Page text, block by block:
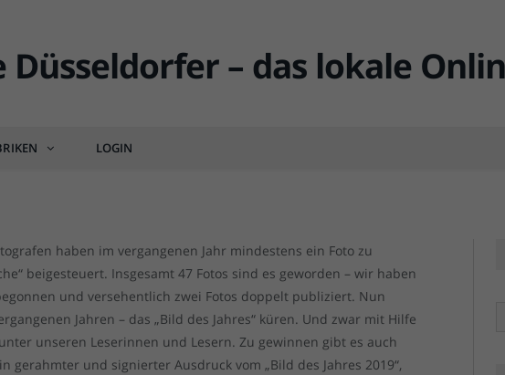
LOGIN
Wählen Sie das Bild
haben im vergangenen Jahr mindestens ein Foto zu
beigesteuert. Insgesamt 47 Fotos sind es geworden – wir haben
und versehentlich zwei Fotos doppelt publiziert. Nun
Jahren – das „Bild des Jahres“ küren. Und zwar mit Hilfe
unseren Leserinnen und Lesern. Zu gewinnen gibt es auch
gerahmter und signierter Ausdruck vom „Bild des Jahres 2019“,